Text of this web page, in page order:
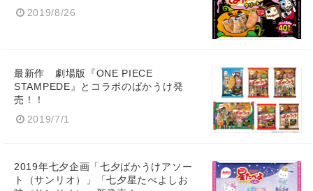
2019/8/26
最新作 劇場版『ONE PIECE
STAMPEDE』とコラボのばかうけ発
売！！
2019/7/1
2019年七夕企画「七夕ばかうけアソー
ト（サンリオ）」「七夕星たべよしお